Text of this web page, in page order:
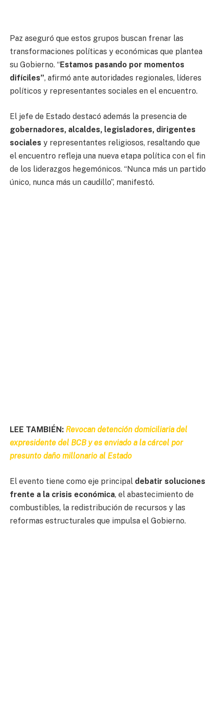
Paz aseguró que estos grupos buscan frenar las
transformaciones políticas y económicas que plantea
su Gobierno. “Estamos pasando por momentos
difíciles”, afirmó ante autoridades regionales, líderes
políticos y representantes sociales en el encuentro.
El jefe de Estado destacó además la presencia de
gobernadores, alcaldes, legisladores, dirigentes
sociales y representantes religiosos, resaltando que
el encuentro refleja una nueva etapa política con el fin
de los liderazgos hegemónicos. “Nunca más un partido
único, nunca más un caudillo”, manifestó.
LEE TAMBIÉN: Revocan detención domiciliaria del
expresidente del BCB y es enviado a la cárcel por
presunto daño millonario al Estado
El evento tiene como eje principal debatir soluciones
frente a la crisis económica, el abastecimiento de
combustibles, la redistribución de recursos y las
reformas estructurales que impulsa el Gobierno.